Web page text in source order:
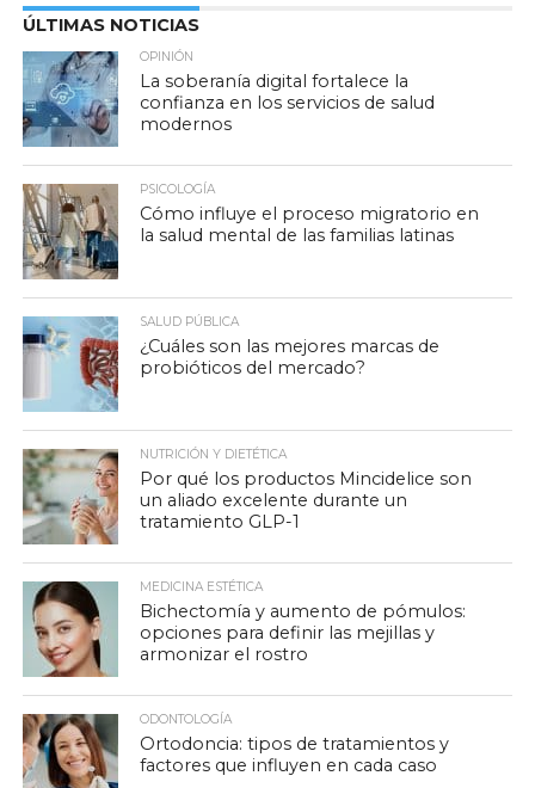
ÚLTIMAS NOTICIAS
OPINIÓN
La soberanía digital fortalece la
confianza en los servicios de salud
modernos
PSICOLOGÍA
Cómo influye el proceso migratorio en
la salud mental de las familias latinas
SALUD PÚBLICA
¿Cuáles son las mejores marcas de
probióticos del mercado?
NUTRICIÓN Y DIETÉTICA
Por qué los productos Mincidelice son
un aliado excelente durante un
tratamiento GLP-1
MEDICINA ESTÉTICA
Bichectomía y aumento de pómulos:
opciones para definir las mejillas y
armonizar el rostro
ODONTOLOGÍA
Ortodoncia: tipos de tratamientos y
factores que influyen en cada caso